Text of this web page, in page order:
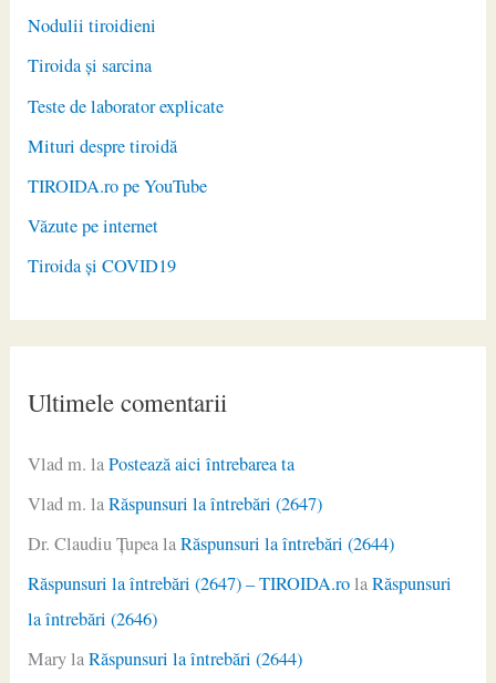
Nodulii tiroidieni
Tiroida și sarcina
Teste de laborator explicate
Mituri despre tiroidă
TIROIDA.ro pe YouTube
Văzute pe internet
Tiroida și COVID19
Ultimele comentarii
Vlad m. laPostează aici întrebarea ta
Vlad m. laRăspunsuri la întrebări (2647)
Dr. Claudiu ŢupealaRăspunsuri la întrebări (2644)
Răspunsuri la întrebări (2647) – TIROIDA.rolaRăspunsuri
la întrebări (2646)
MarylaRăspunsuri la întrebări (2644)